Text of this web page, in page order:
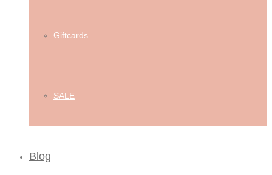
Giftcards
SALE
Blog